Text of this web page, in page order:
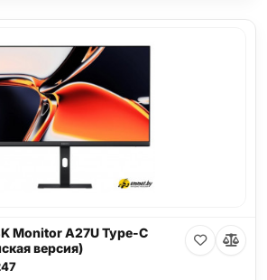
Monitor A27U Type-C
версия)